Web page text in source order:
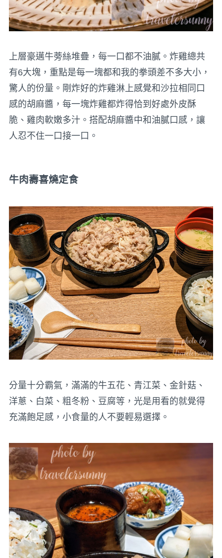
上層豪邁牛蒡絲堆疊，每一口都不油膩。炸雞總共
有6大塊，重點是每一塊都和我的拳頭差不多大小，
驚人的份量。剛炸好的炸雞淋上感覺和沙拉相同口
感的胡麻醬，每一塊炸雞都炸得恰到好處外皮酥
脆、雞肉軟嫩多汁。搭配胡麻醬中和油膩口感，讓
人忍不住一口接一口。
牛肉壽喜燒定食
分量十分霸氣，滿滿的牛五花、青江菜、金針菇、
洋蔥、白菜、粗冬粉、豆腐等，光是用看的就覺得
充滿飽足感，小食量的人不要輕易選擇。